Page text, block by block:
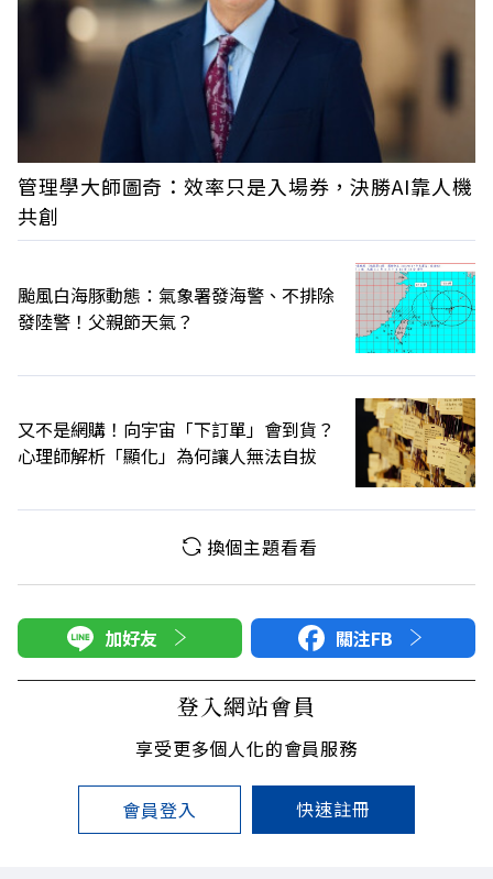
管理學大師圖奇：效率只是入場券，決勝AI靠人機
共創
颱風白海豚動態：氣象署發海警、不排除
發陸警！父親節天氣？
又不是網購！向宇宙「下訂單」會到貨？
心理師解析「顯化」為何讓人無法自拔
換個主題看看
加好友 關注FB
登入網站會員
享受更多個人化的會員服務
會員登入 快速註冊